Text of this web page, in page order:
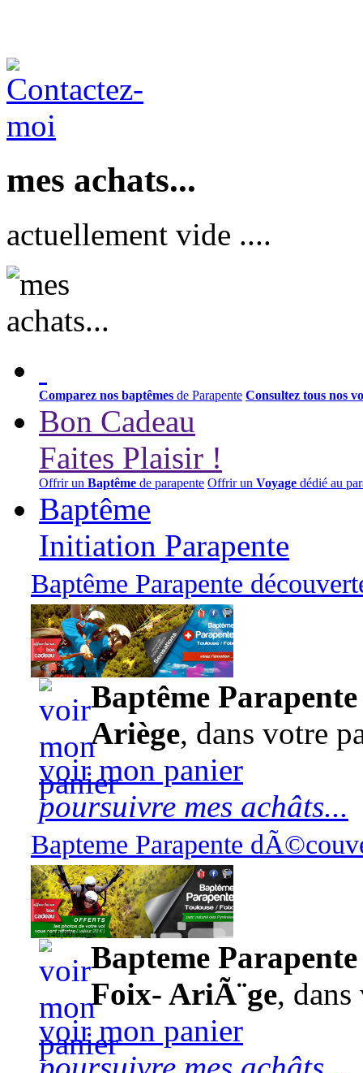
mes achats...
actuellement vide ....
Comparez nos baptêmes de Parapente Consultez tous nos
Bon Cadeau
Faites Plaisir !
Offrir un Baptême de parapente Offrir un Voyage dédié au
Baptême
Initiation Parapente
Baptême Parapente
95,00 euros
Baptême
Ariège, dans votre
voir mon panier
poursuivre mes achâts...
Bapteme Parapente
140,00 euros
Bapteme
Foix- AriÃ¨ge,
voir mon panier